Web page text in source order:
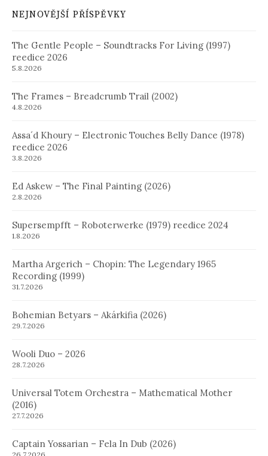
NEJNOVĚJŠÍ PŘÍSPĚVKY
The Gentle People – Soundtracks For Living (1997)
reedice 2026
5.8.2026
The Frames – Breadcrumb Trail (2002)
4.8.2026
Assa´d Khoury – Electronic Touches Belly Dance (1978)
reedice 2026
3.8.2026
Ed Askew – The Final Painting (2026)
2.8.2026
Supersempfft – Roboterwerke (1979) reedice 2024
1.8.2026
Martha Argerich – Chopin: The Legendary 1965
Recording (1999)
31.7.2026
Bohemian Betyars – Akárkifia (2026)
29.7.2026
Wooli Duo – 2026
28.7.2026
Universal Totem Orchestra – Mathematical Mother
(2016)
27.7.2026
Captain Yossarian – Fela In Dub (2026)